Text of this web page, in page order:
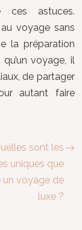
ces astuces.
voyage sans
la préparation
voyage, il
de partager
autant faire
sont les
uniques que
un voyage de
luxe ?